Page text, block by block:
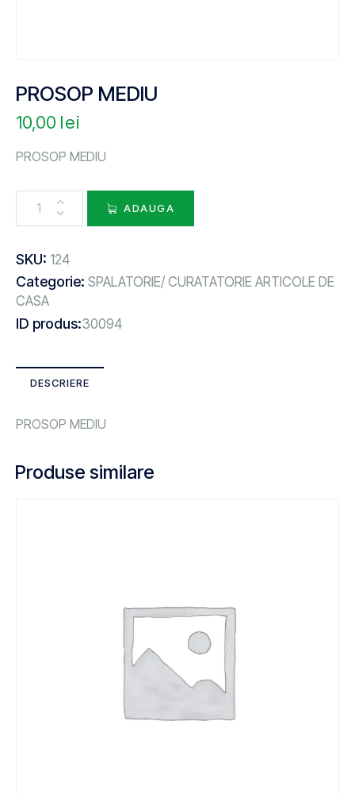
PROSOP MEDIU
10,00 lei
PROSOP MEDIU
ADAUGA
SKU: 124
Categorie: SPALATORIE/ CURATATORIE ARTICOLE DE
CASA
ID produs:30094
DESCRIERE
PROSOP MEDIU
Produse similare